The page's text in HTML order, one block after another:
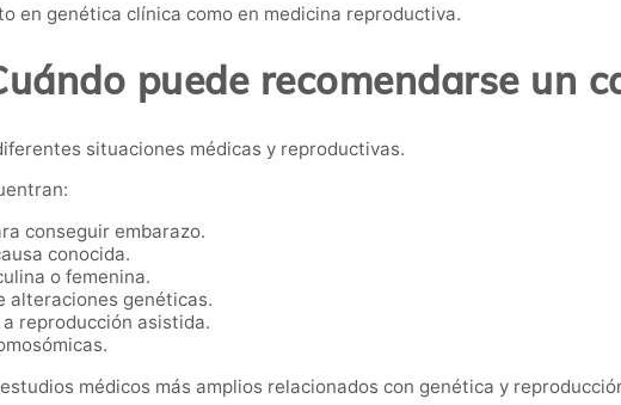
en genética clínica como en medicina reproductiva.
puede recomendarse un
situaciones médicas y reproductivas.
conseguir embarazo.
conocida.
o femenina.
alteraciones genéticas.
reproducción asistida.
médicos más amplios relacionados con genética y